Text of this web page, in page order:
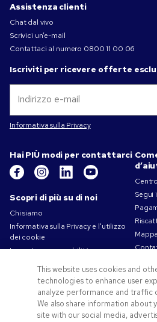
Assistenza clienti
Chat dal vivo
Scrivici un’e-mail
Contattaci al numero 0800 11 00 06
Iscriviti per ricevere offerte
Informativa sulla Privacy
Hai PIÙ modi per contattarci
Scopri di più su di noi
Chi siamo
Informativa sulla Privacy e l'utilizzo
dei cookie
La nostra responsabilità
Termini d'uso
Condizioni di vendita
Lavorare in Pens.com
Offerte e risorse
Segui
This website uses cookies and
technologies to enhance user
analyze performance and traffic
We also share information about
site with our social media,